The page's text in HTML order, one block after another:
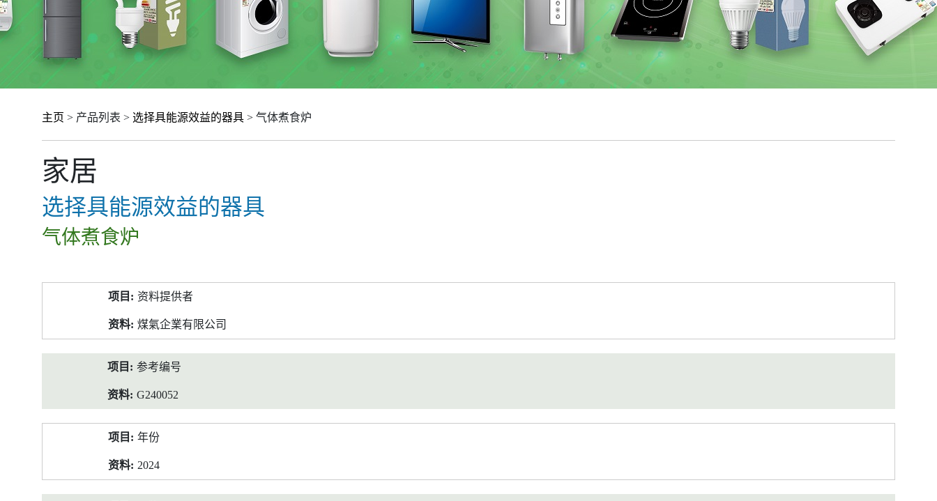
主页 > 产品列表 > 选择具能源效益的器具 > 气体煮食炉
家居
选择具能源效益的器具
气体煮食炉
料
资料提供者
煤氣企業有限公司
参考编号
G240052
年份
2024